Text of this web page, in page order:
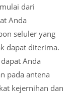
dari
Anda
seluler yang
dapat diterima.
Anda
pada antena
kejernihan dan